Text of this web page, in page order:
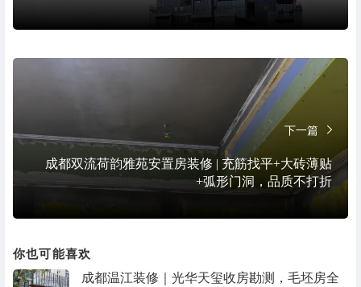
下一篇
成都双流荷韵雅苑安置房装修 | 充筋找平+大砖薄贴
+弧形门洞，品质不打折
你也可能喜欢
成都温江装修｜光华天玺收房勘测，毛坯房全